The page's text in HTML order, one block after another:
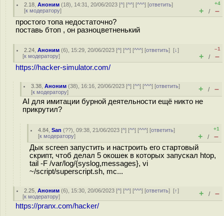
2.18 ,Аноним (18), 14:31, 20/06/2023 [^] [^^] [^^^] [ответить]
[к модератору]
+4
+ / –
простого топа недостаточно?
поставь бтоп , он разноцветненький
2.24 ,Аноним (6), 15:29, 20/06/2023 [^] [^^] [^^^] [ответить][↓]
[к модератору]
–1
+ / –
https://hacker-simulator.com/
3.38 ,Аноним (38), 16:16, 20/06/2023 [^] [^^] [^^^] [ответить]
[к модератору] + / –
AI для имитации бурной деятельности ещё никто не
прикрутил?
4.84 ,San (??), 09:38, 21/06/2023 [^] [^^] [^^^] [ответить]
[к модератору]
+1
+ / –
Дык screen запустить и настроить его стартовый
скрипт, чтоб делал 5 окошек в которых запускал htop,
tail -F /var/log/{syslog,messages}, vi
~/script/superscript.sh, mc...
2.25 ,Аноним (6), 15:30, 20/06/2023 [^] [^^] [^^^] [ответить][↑]
[к модератору] + / –
https://pranx.com/hacker/